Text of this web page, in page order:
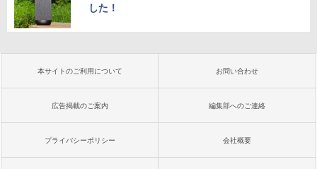
した！
本サイトのご利用について お問い合わせ
広告掲載のご案内 編集部へのご連絡
プライバシーポリシー 会社概要